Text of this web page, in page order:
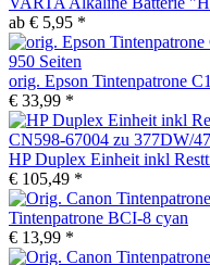
ab € 5,95 *
orig. Epson Tintenpatrone
€ 33,99 *
HP Duplex Einheit inkl
€ 105,49 *
Tintenpatrone BCI-8 cyan
€ 13,99 *